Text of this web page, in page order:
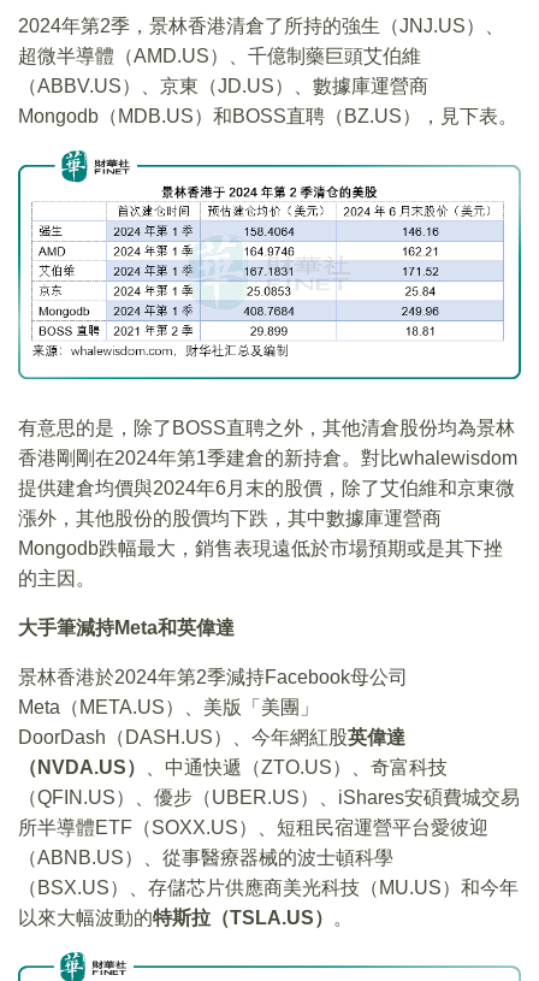
2024年第2季，景林香港清倉了所持的強生（JNJ.US）、
超微半導體（AMD.US）、千億制藥巨頭艾伯維
（ABBV.US）、京東（JD.US）、數據庫運營商
Mongodb（MDB.US）和BOSS直聘（BZ.US），見下表。
有意思的是，除了BOSS直聘之外，其他清倉股份均為景林
香港剛剛在2024年第1季建倉的新持倉。對比whalewisdom
提供建倉均價與2024年6月末的股價，除了艾伯維和京東微
漲外，其他股份的股價均下跌，其中數據庫運營商
Mongodb跌幅最大，銷售表現遠低於市場預期或是其下挫
的主因。
大手筆減持Meta和英偉達
景林香港於2024年第2季減持Facebook母公司
Meta（META.US）、美版「美團」
DoorDash（DASH.US）、今年網紅股英偉達
（NVDA.US）
、中通快遞（ZTO.US）、奇富科技
（QFIN.US）、優步（UBER.US）、iShares安碩費城交易
所半導體ETF（SOXX.US）、短租民宿運營平台愛彼迎
（ABNB.US）、從事醫療器械的波士頓科學
（BSX.US）、存儲芯片供應商美光科技（MU.US）和今年
以來大幅波動的特斯拉（TSLA.US） 。